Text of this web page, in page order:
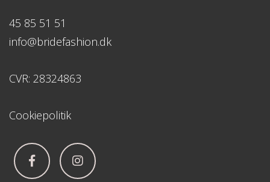
45 85 51 51
info@bridefashion.dk
CVR: 28324863
Cookiepolitik